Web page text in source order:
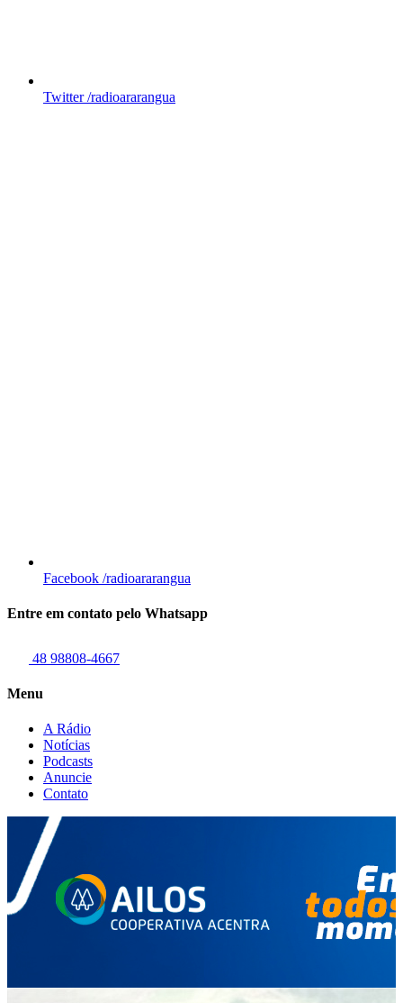
Twitter /radioararangua
Facebook /radioararangua
Entre em contato pelo Whatsapp
48 98808-4667
Menu
A Rádio
Notícias
Podcasts
Anuncie
Contato